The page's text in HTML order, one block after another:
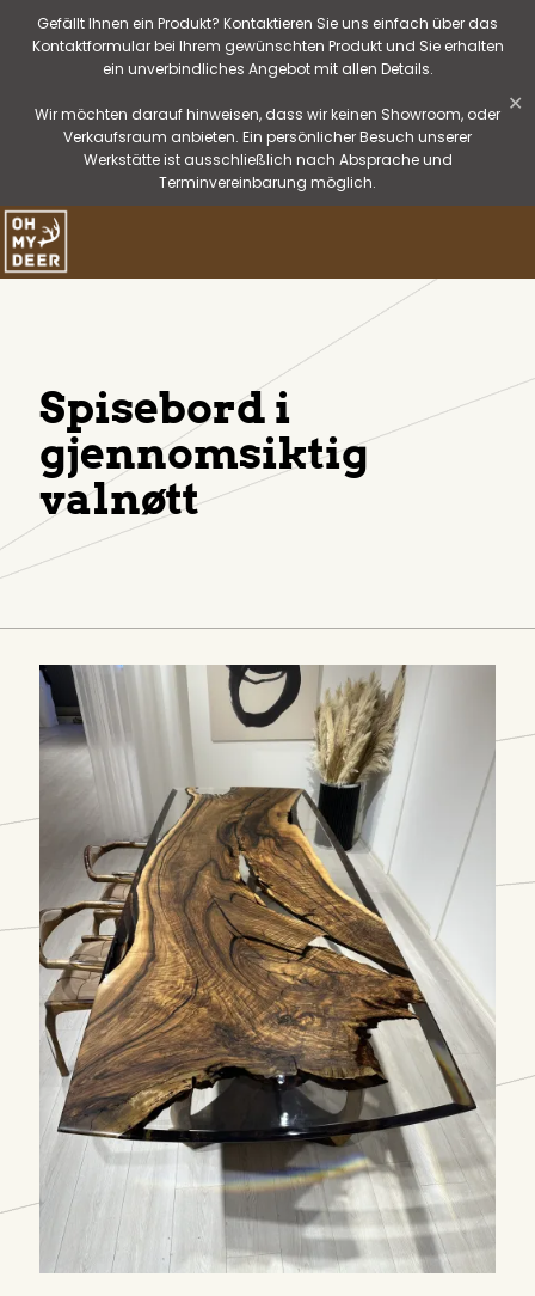
Gefällt Ihnen ein Produkt? Kontaktieren Sie uns einfach über das
Kontaktformular bei Ihrem gewünschten Produkt und Sie erhalten
ein unverbindliches Angebot mit allen Details.
Wir möchten darauf hinweisen, dass wir keinen Showroom, oder
Verkaufsraum anbieten. Ein persönlicher Besuch unserer
Werkstätte ist ausschließlich nach Absprache und
Terminvereinbarung möglich.
✕
Spisebord i
gjennomsiktig
valnøtt